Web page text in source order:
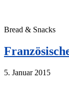
Bread & Snacks
5. Januar 2015